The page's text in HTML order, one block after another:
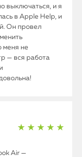
выключаться, и я
в Apple Help, и
Он провел
меня не
— вся работа
★ ★ ★ ★ ★
Air —